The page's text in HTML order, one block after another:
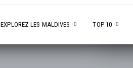
EXPLOREZ LES MALDIVES TOP 10